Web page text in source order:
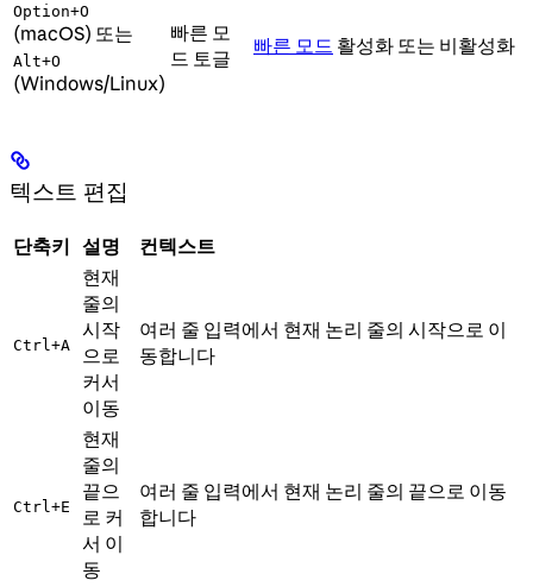
Option+O
(macOS) 또는
Alt+O
(Windows/Linux)
빠른 모
드 토글
빠른 모드 활성화 또는 비활성화
텍스트 편집
단축키 설명 컨텍스트
Ctrl+A
현재
줄의
시작
으로
커서
이동
여러 줄 입력에서 현재 논리 줄의 시작으로 이
동합니다
Ctrl+E
현재
줄의
끝으
로 커
서 이
동
여러 줄 입력에서 현재 논리 줄의 끝으로 이동
합니다